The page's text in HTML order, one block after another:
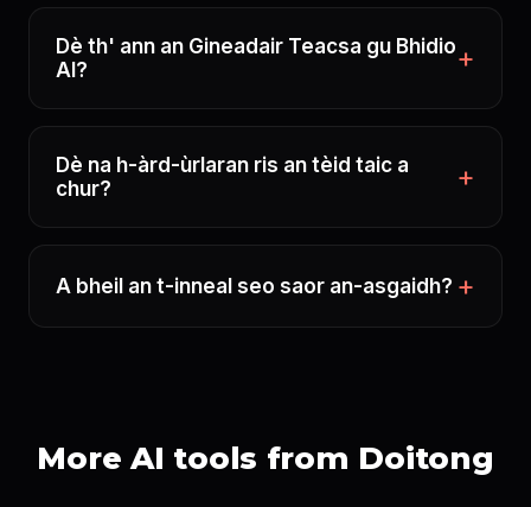
Dè th' ann an Gineadair Teacsa gu Bhidio
AI?
Dè na h-àrd-ùrlaran ris an tèid taic a
chur?
A bheil an t-inneal seo saor an-asgaidh?
More AI tools from Doitong